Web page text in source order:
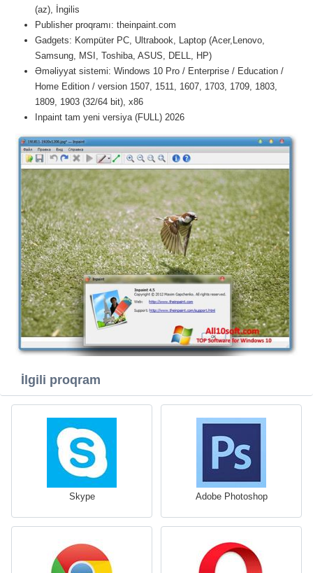
(az), İngilis
Publisher proqramı: theinpaint.com
Gadgets: Kompüter PC, Ultrabook, Laptop (Acer,Lenovo,
Samsung, MSI, Toshiba, ASUS, DELL, HP)
Əməliyyat sistemi: Windows 10 Pro / Enterprise / Education /
Home Edition / version 1507, 1511, 1607, 1703, 1709, 1803,
1809, 1903 (32/64 bit), x86
Inpaint tam yeni versiya (FULL) 2026
İlgili proqram
Skype Adobe Photoshop